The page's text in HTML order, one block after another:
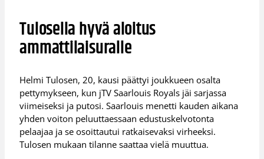
Tulosella hyvä aloitus
ammattilaisuralle
Helmi Tulosen, 20, kausi päättyi joukkueen osalta
pettymykseen, kun jTV Saarlouis Royals jäi sarjassa
viimeiseksi ja putosi. Saarlouis menetti kauden aikana
yhden voiton peluuttaessaan edustuskelvotonta
pelaajaa ja se osoittautui ratkaisevaksi virheeksi.
Tulosen mukaan tilanne saattaa vielä muuttua.